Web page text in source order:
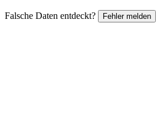
Falsche Daten entdeckt? Fehler melden